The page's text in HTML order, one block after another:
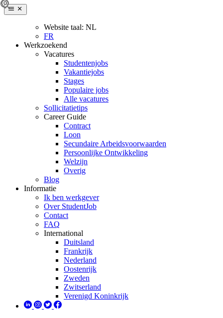
Website taal: NL
FR
Werkzoekend
Vacatures
Studentenjobs
Vakantiejobs
Stages
Populaire jobs
Alle vacatures
Sollicitatietips
Career Guide
Contract
Loon
Secundaire Arbeidsvoorwaarden
Persoonlijke Ontwikkeling
Welzijn
Overig
Blog
Informatie
Ik ben werkgever
Over StudentJob
Contact
FAQ
International
Duitsland
Frankrijk
Nederland
Oostenrijk
Zweden
Zwitserland
Verenigd Koninkrijk